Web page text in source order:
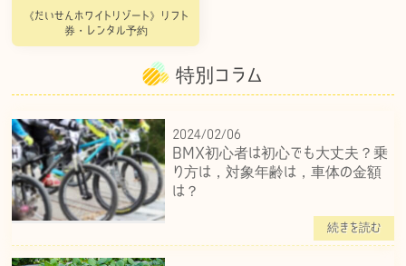
《だいせんホワイトリゾート》リフト
券・レンタル予約
特別コラム
2024/02/06
BMX初心者は初心でも大丈夫？乗
り方は，対象年齢は，車体の金額
は？
続きを読む